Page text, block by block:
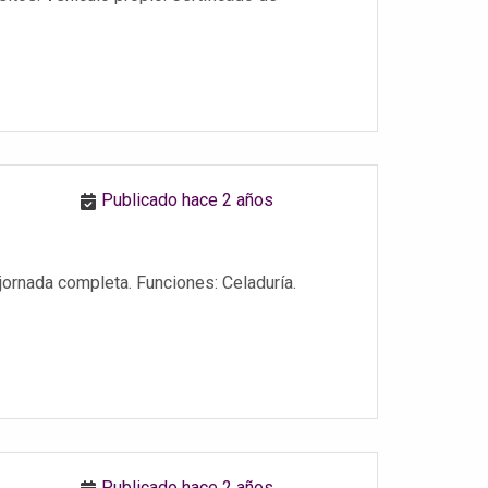
Publicado hace 2 años
completa. Funciones: Celaduría.